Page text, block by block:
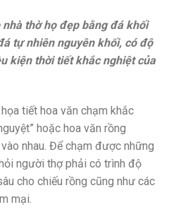
thờ họ đẹp bằng đá khối
tự nhiên nguyên khối, có độ
kiện thời tiết khắc nghiệt của
tiết hoa văn chạm khắc
hoặc hoa văn rồng
nhau. Để chạm được những
người thợ phải có trình độ
cho chiếu rồng cũng như các
mại.